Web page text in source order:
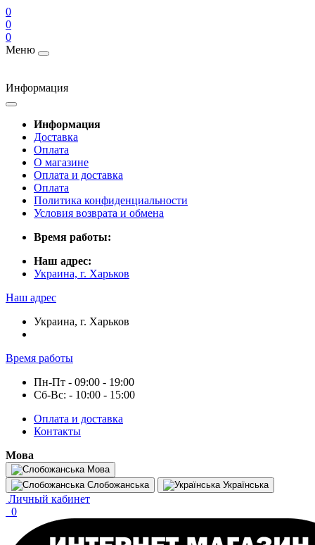
0
0
0
Меню
Информация
Информация
Доставка
Оплата
О магазине
Оплата и доставка
Оплата
Политика конфиденциальности
Условия возврата и обмена
Время работы:
Наш адрес:
Украина, г. Харьков
Наш адрес
Украина, г. Харьков
Время работы
Пн-Пт - 09:00 - 19:00
Сб-Вс: - 10:00 - 15:00
Оплата и доставка
Контакты
Мова
Мова
Слобожанська
Українська
Личный кабинет
0